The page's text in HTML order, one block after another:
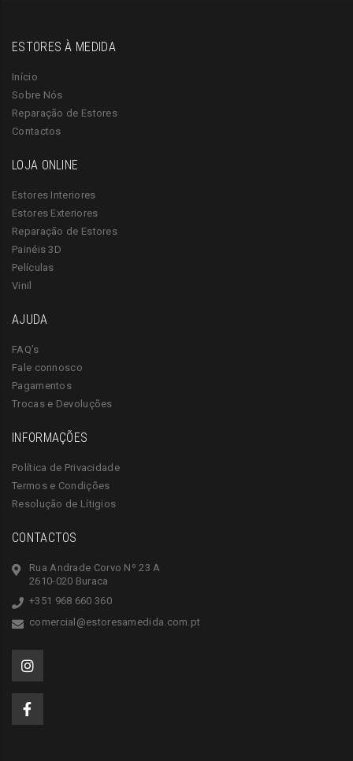
ESTORES À MEDIDA
Início
Sobre Nós
Reparação de Estores
Contactos
LOJA ONLINE
Estores Interiores
Estores Exteriores
Reparação de Estores
Painéis 3D
Películas
Vinil
AJUDA
FAQ’s
Fale connosco
Pagamentos
Trocas e Devoluções
INFORMAÇÕES
Política de Privacidade
Termos e Condições
Resolução de Lítigios
CONTACTOS
Rua Andrade Corvo Nº 23 A
2610-020 Buraca
+351 968 660 360
comercial@estoresamedida.com.pt